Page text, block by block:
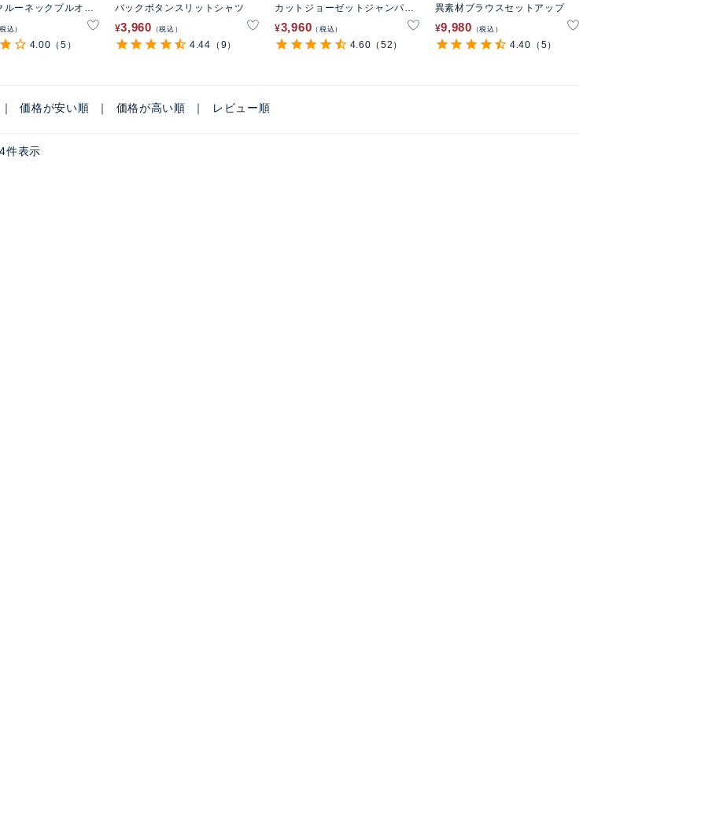
ーネックプルオー
込
4.00 （5）
バックボタンスリットシャツ
¥3,960 税込
4.44 （9）
カットジョーゼットジャンパー
スカート
¥3,960 税込
4.60 （52）
異素材ブラウスセットアップ
¥9,980 税込
4.40 （5）
価格が安い順 価格が高い順 レビュー順
4件表示